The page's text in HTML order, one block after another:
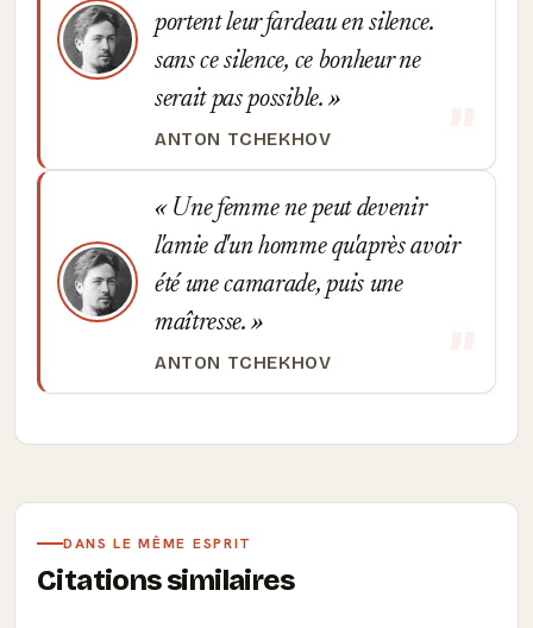
portent leur fardeau en silence.
sans ce silence, ce bonheur ne
serait pas possible.
ANTON TCHEKHOV
Une femme ne peut devenir
l'amie d'un homme qu'après avoir
été une camarade, puis une
maîtresse.
ANTON TCHEKHOV
DANS LE MÊME ESPRIT
Citations similaires